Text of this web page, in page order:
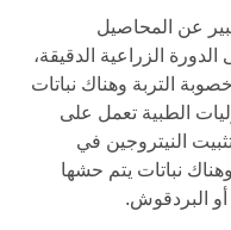
عن المحاصيل
الدورة الزراعية الدقيقة،
التربة وهناك نباتات
الطبية تعمل على
النيتروجين في
نباتات يتم حشها
أو البردقوش.